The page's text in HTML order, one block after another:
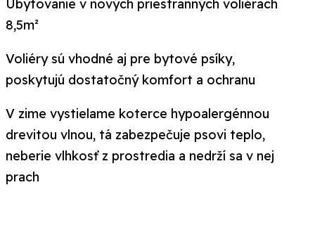
Ubytovanie v nových priestranných voliérach
8,5m²
Voliéry sú vhodné aj pre bytové psíky,
poskytujú dostatočný komfort a ochranu
V zime vystielame koterce hypoalergénnou
drevitou vlnou, tá zabezpečuje psovi teplo,
neberie vlhkosť z prostredia a nedrží sa v nej
prach